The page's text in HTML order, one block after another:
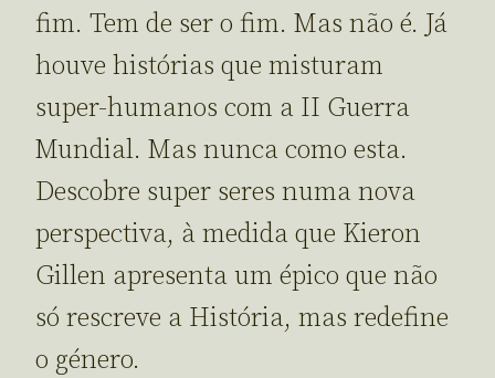
fim. Tem de ser o fim. Mas não é. Já
houve histórias que misturam
super-humanos com a II Guerra
Mundial. Mas nunca como esta.
Descobre super seres numa nova
perspectiva, à medida que Kieron
Gillen apresenta um épico que não
só rescreve a História, mas redefine
o género.